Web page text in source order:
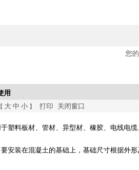
您
用
大 中 小 】 打印 关闭窗口
塑料板材、管材、异型材、橡胶、电线电
安装在混凝土的基础上，基础尺寸根据外